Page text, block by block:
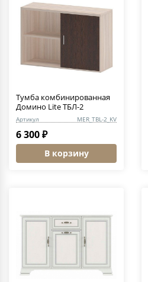
Тумба комбинированная
Домино Lite ТБЛ-2
Артикул MER_TBL-2_KV
6 300 ₽
В корзину